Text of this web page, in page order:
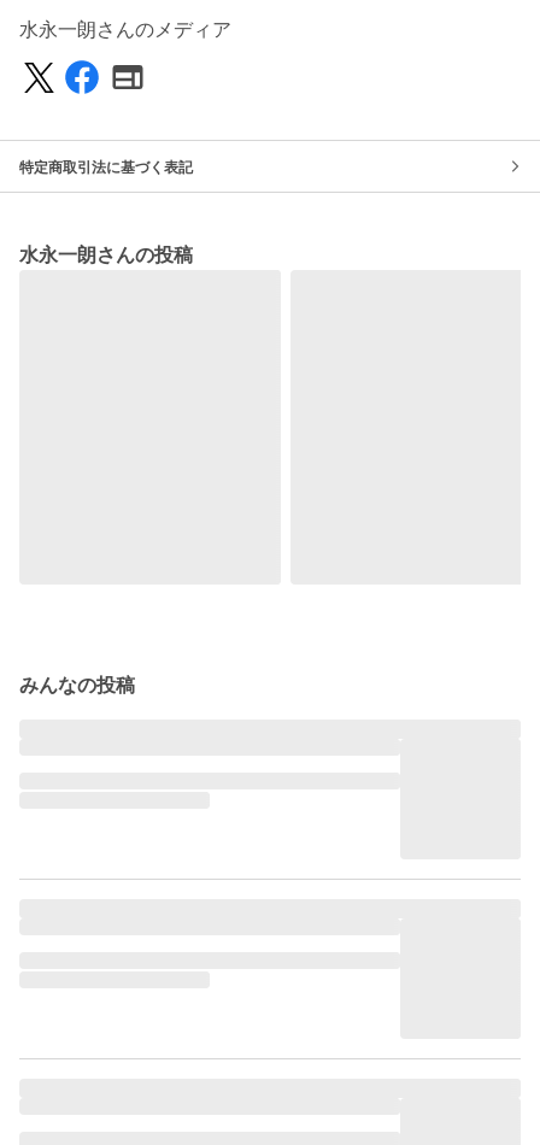
水永一朗さんのメディア
特定商取引法に基づく表記
水永一朗さんの投稿
みんなの投稿